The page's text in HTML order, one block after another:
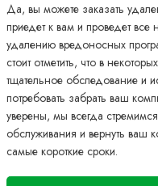
Да, вы можете заказать
приедет к вам и проведет
удалению вредоносных
стоит отметить, что в
тщательное обследование и
потребовать забрать ваш
уверены, мы всегда
обслуживания и вернуть ваш
самые короткие сроки.